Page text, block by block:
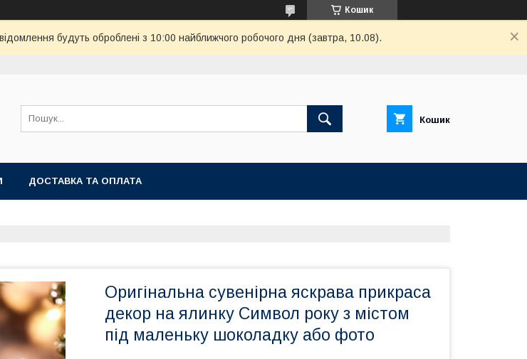
Кошик
будуть оброблені з 10:00 найближчого робочого дня (завтра, 10.08).
Кошик
ДОСТАВКА ТА ОПЛАТА
Оригінальна сувенірна яскрава прикраса
декор на ялинку Символ року з містом
під маленьку шоколадку або фото